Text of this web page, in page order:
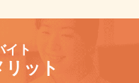
イト
ット